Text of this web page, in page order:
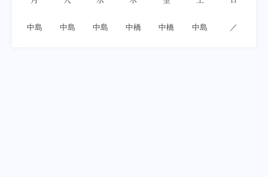
中島 中島 中島 中橋 中橋 中島 ／